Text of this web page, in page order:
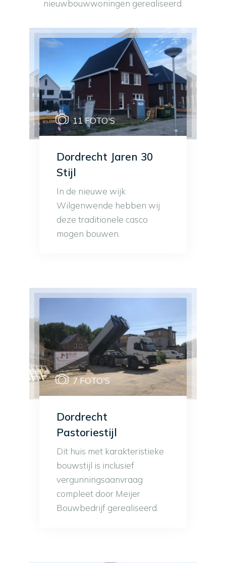
nieuwbouwwoningen gerealiseerd.
11 FOTO'S
Dordrecht Jaren 30
Stijl
In de nieuwe wijk
Wilgenwende hebben wij
deze traditionele casco
mogen bouwen.
7 FOTO'S
Dordrecht
Pastoriestijl
Dit huis met karakteristieke
bouwstijl is inclusief
vergunningsaanvraag
compleet door Meijer
Bouwbedrijf gerealiseerd.